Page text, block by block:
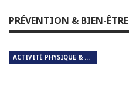
PRÉVENTION & BIEN-ÊTRE
ACTIVITÉ PHYSIQUE & RESPIRATION